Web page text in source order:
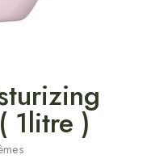
1litre )